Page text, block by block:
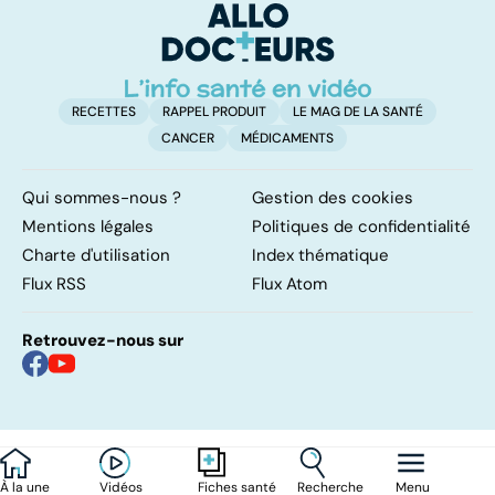
À la une Vidéos Fiches santé Recherche Menu
RECETTES RAPPEL PRODUIT
LE MAG DE LA SANTÉ
CANCER
MÉDICAMENTS
Qui sommes-nous ?
Gestion des cookies
Mentions légales
Politiques de confidentialité
Charte d'utilisation
Index thématique
Flux RSS
Flux Atom
Retrouvez-nous sur